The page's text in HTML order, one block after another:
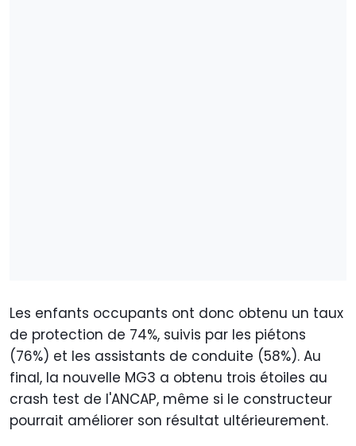
Les enfants occupants ont donc obtenu un taux
de protection de 74%, suivis par les piétons
(76%) et les assistants de conduite (58%). Au
final, la nouvelle MG3 a obtenu trois étoiles au
crash test de l'ANCAP, même si le constructeur
pourrait améliorer son résultat ultérieurement.